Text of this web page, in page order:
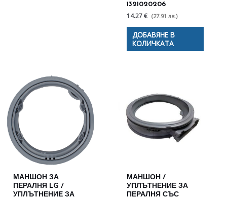
1321020206
14.27 € (27.91 лв.)
ДОБАВЯНЕ В
КОЛИЧКАТА
МАНШОН ЗА
ПЕРАЛНЯ LG /
УПЛЪТНЕНИЕ ЗА
МАНШОН /
УПЛЪТНЕНИЕ ЗА
ПЕРАЛНЯ СЪС